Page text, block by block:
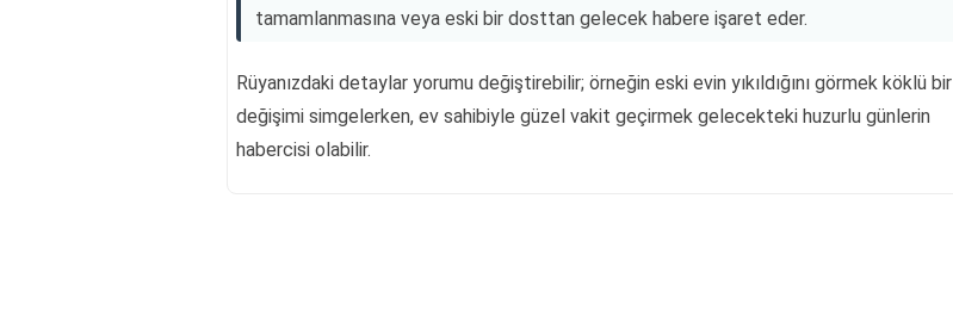
tamamlanmasına veya eski bir dosttan gelecek habere işaret eder.
Rüyanızdaki detaylar yorumu değiştirebilir; örneğin eski evin yıkıldığını görmek köklü bir
değişimi simgelerken, ev sahibiyle güzel vakit geçirmek gelecekteki huzurlu günlerin
habercisi olabilir.